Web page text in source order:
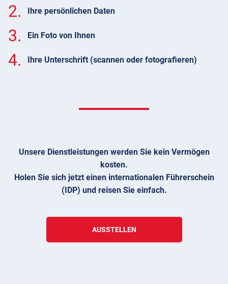
2. Ihre persönlichen Daten
3. Ein Foto von Ihnen
4. Ihre Unterschrift (scannen oder fotografieren)
Unsere Dienstleistungen werden Sie kein Vermögen
kosten.
Holen Sie sich jetzt einen internationalen Führerschein
(IDP) und reisen Sie einfach.
AUSSTELLEN